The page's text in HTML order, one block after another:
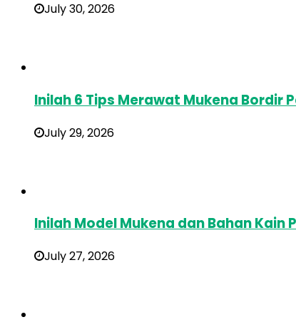
July 30, 2026
Inilah 6 Tips Merawat Mukena Bordir
July 29, 2026
Inilah Model Mukena dan Bahan Kain
July 27, 2026